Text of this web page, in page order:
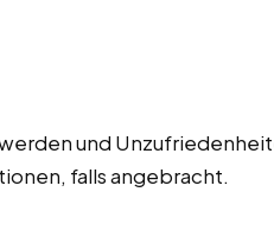
und
falls angebracht.